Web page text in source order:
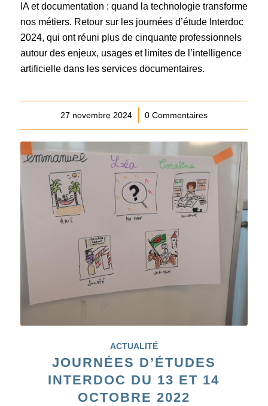
IA et documentation : quand la technologie transforme
nos métiers. Retour sur les journées d’étude Interdoc
2024, qui ont réuni plus de cinquante professionnels
autour des enjeux, usages et limites de l’intelligence
artificielle dans les services documentaires.
27 novembre 2024
/ 0 Commentaires
ACTUALITÉ
JOURNÉES D’ÉTUDES
INTERDOC DU 13 ET 14
OCTOBRE 2022